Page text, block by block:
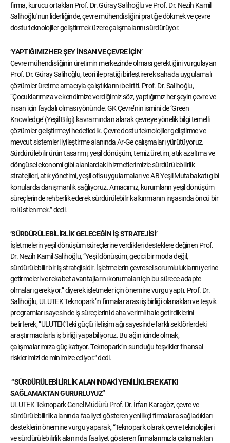
firma, kurucu ortakları Prof. Dr. Güray Salihoğlu ve Prof. Dr. Nezih Kamil
Salihoğlu'nun liderliğinde, çevre mühendisliğini pratiğe dökmek ve çevre
dostu teknolojiler geliştirmek üzere çalışmalarını sürdürüyor.
‘YAPTIĞIMIZ HER ŞEY İNSAN VE ÇEVRE İÇİN’
Çevre mühendisliğinin üretimin merkezinde olması gerektiğini vurgulayan
Prof. Dr. Güray Salihoğlu, teori ile pratiği birleştirerek sahada uygulamalı
çözümler üretme amacıyla çalıştıklarını belirtti. Prof. Dr. Salihoğlu,
“Çocuklarımıza ve kendimize verdiğimiz söz, yaptığımız her şeyin çevre ve
insan için faydalı olması yönünde. GK Çevre’nin ismini de ‘Green
Knowledge’ (Yeşil Bilgi) kavramından alarak çevreye yönelik bilgi temelli
çözümler geliştirmeyi hedefledik. Çevre dostu teknolojiler geliştirme ve
mevcut sistemleri iyileştirme alanında Ar-Ge çalışmaları yürütüyoruz.
Sürdürülebilir ürün tasarımı, yeşil dönüşüm, temiz üretim, atık azaltma ve
döngüsel ekonomi gibi alanlardaki hizmetlerimizle sürdürülebilirlik
stratejileri, atık yönetimi, yeşil ofis uygulamaları ve AB Yeşil Mutabakatı gibi
konularda danışmanlık sağlıyoruz. Amacımız, kurumların yeşil dönüşüm
süreçlerinde rehberlik ederek sürdürülebilir kalkınmanın inşasında öncü bir
rol üstlenmek.” dedi.
‘SÜRDÜRÜLEBİLİRLİK GELECEĞİN İŞ STRATEJİSİ’
İşletmelerin yeşil dönüşüm süreçlerine verdikleri desteklere değinen Prof.
Dr. Nezih Kamil Salihoğlu, “Yeşil dönüşüm, geçici bir moda değil,
sürdürülebilir bir iş stratejisidir. İşletmelerin çevresel sorumluluklarını yerine
getirmeleri ve rekabet avantajlarını korumaları için bu sürece adapte
olmaları gerekiyor.” diyerek işletmeler için önemine vurgu yaptı. Prof. Dr.
Salihoğlu, ULUTEK Teknopark’ın firmalar arası iş birliği olanakları ve teşvik
programları sayesinde iş süreçlerini daha verimli hale getirdiklerini
belirterek, “ULUTEK’teki güçlü iletişim ağı sayesinde farklı sektörlerdeki
araştırmacılarla iş birliği yapabiliyoruz. Bu ağın içinde olmak,
çalışmalarımıza güç katıyor. Teknopark’ın sunduğu teşvikler finansal
risklerimizi de minimize ediyor.” dedi.
“SÜRDÜRÜLEBİLİRLİK ALANINDAKİ YENİLİKLERE KATKI
SAĞLAMAKTAN GURURLUYUZ”
ULUTEK Teknopark Genel Müdürü Prof. Dr. İrfan Karagöz, çevre ve
sürdürülebilirlik alanında faaliyet gösteren yenilikçi firmalara sağladıkları
desteklerin önemine vurgu yaparak, “Teknopark olarak çevre teknolojileri
ve sürdürülebilirlik alanında faaliyet gösteren firmalarımızla çalışmaktan